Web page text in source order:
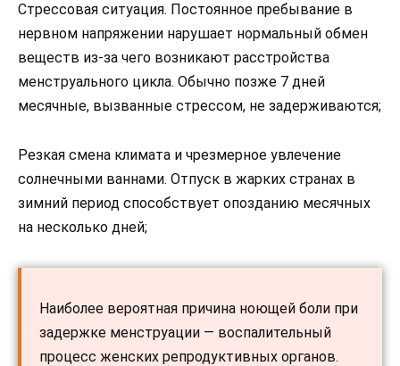
Стрессовая ситуация. Постоянное пребывание в
нервном напряжении нарушает нормальный обмен
веществ из-за чего возникают расстройства
менструального цикла. Обычно позже 7 дней
месячные, вызванные стрессом, не задерживаются;
Резкая смена климата и чрезмерное увлечение
солнечными ваннами. Отпуск в жарких странах в
зимний период способствует опозданию месячных
на несколько дней;
Наиболее вероятная причина ноющей боли при
задержке менструации — воспалительный
процесс женских репродуктивных органов.